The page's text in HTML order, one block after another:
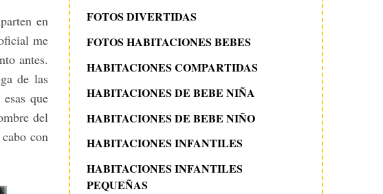
en
me
antes.
de las
que
del
con
FOTOS DIVERTIDAS
FOTOS HABITACIONES BEBES
HABITACIONES COMPARTIDAS
HABITACIONES DE BEBE NIÑA
HABITACIONES DE BEBE NIÑO
HABITACIONES INFANTILES
HABITACIONES INFANTILES
PEQUEÑAS